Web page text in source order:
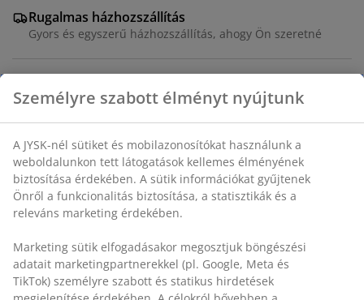
Rugalmas házhozszállítás
Gyors és egyszerű házhozszállítás, ahogy Ön szeretné
SKU: 2764400
Részletes Adatok
Értékelések
(4)
Személyre szabott élményt nyújtunk
A JYSK-nél sütiket és mobilazonosítókat használunk a
weboldalunkon tett látogatások kellemes élményének
biztosítása érdekében. A sütik információkat gyűjtenek
Önről a funkcionalitás biztosítása, a statisztikák és a
releváns marketing érdekében.
Marketing sütik elfogadásakor megosztjuk böngészési
adatait marketingpartnerekkel (pl. Google, Meta és
TikTok) személyre szabott és statikus hirdetések